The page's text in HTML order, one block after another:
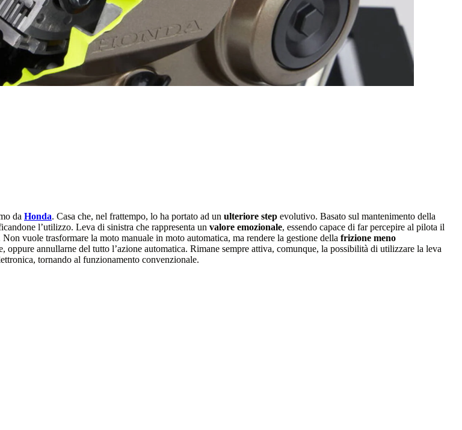
da Honda. Casa che, nel frattempo, lo ha portato ad un ulteriore step evolutivo. Basato sul mantenimento della
l’utilizzo. Leva di sinistra che rappresenta un valore emozionale, essendo capace di far percepire al pilota il
vuole trasformare la moto manuale in moto automatica, ma rendere la gestione della frizione meno
annullarne del tutto l’azione automatica. Rimane sempre attiva, comunque, la possibilità di utilizzare la leva
tornando al funzionamento convenzionale.